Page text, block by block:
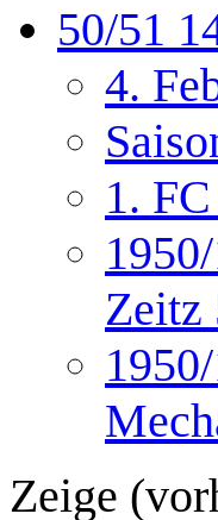
50/51
4.
1.
Zeitz
Zeige (